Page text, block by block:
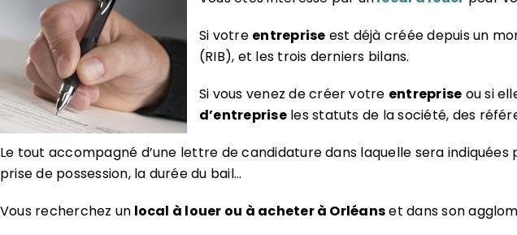
Si votre entreprise est déjà créée depuis un
(RIB), et les trois derniers bilans.
Si vous venez de créer votre entreprise ou si
d’entrepriseles statuts de la société, des
Le tout accompagné d’une lettre de candidature dans laquelle sera
prise de possession, la durée du bail…
Vous recherchez un local à louer ou à acheter à Orléanset dans son